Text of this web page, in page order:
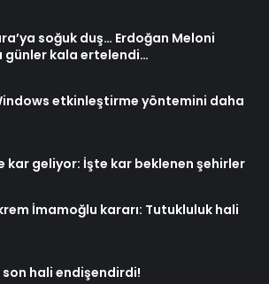
soğuk duş… Erdoğan Meloni
günler kala ertelendi…
etkinleştirme yöntemini daha
kar geliyor: İşte kar beklenen şehirler
İmamoğlu kararı: Tutukluluk hali
son hali endişendirdi!